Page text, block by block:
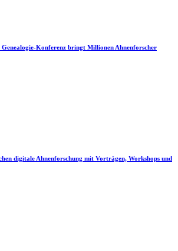
Konferenz bringt Millionen Ahnenforscher
digitale Ahnenforschung mit Vorträgen, Workshops und